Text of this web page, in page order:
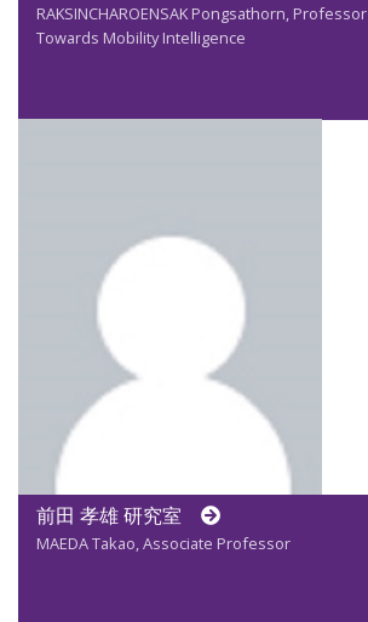
RAKSINCHAROENSAK Pongsathorn, Professor
Towards Mobility Intelligence
前田 孝雄 研究室
MAEDA Takao, Associate Professor